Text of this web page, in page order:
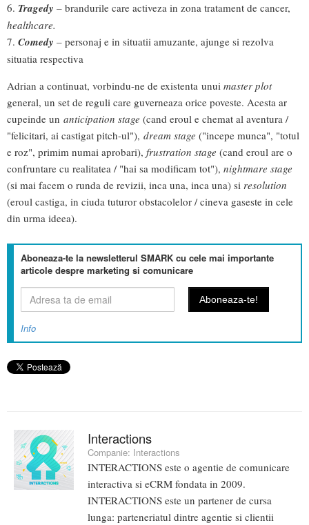
6. Tragedy – brandurile care activeza in zona tratament de cancer,
healthcare.
7. Comedy – personaj e in situatii amuzante, ajunge si rezolva
situatia respectiva
Adrian a continuat, vorbindu-ne de existenta unui master plot
general, un set de reguli care guverneaza orice poveste. Acesta ar
cupeinde un anticipation stage (cand eroul e chemat al aventura /
"felicitari, ai castigat pitch-ul"), dream stage ("incepe munca", "totul
e roz", primim numai aprobari), frustration stage (cand eroul are o
confruntare cu realitatea / "hai sa modificam tot"), nightmare stage
(si mai facem o runda de revizii, inca una, inca una) si resolution
(eroul castiga, in ciuda tuturor obstacolelor / cineva gaseste in cele
din urma ideea).
Aboneaza-te la newsletterul SMARK cu cele mai importante
articole despre marketing si comunicare
Info
Interactions
Companie: Interactions
INTERACTIONS este o agentie de comunicare
interactiva si eCRM fondata in 2009.
INTERACTIONS este un partener de cursa
lunga: parteneriatul dintre agentie si clientii